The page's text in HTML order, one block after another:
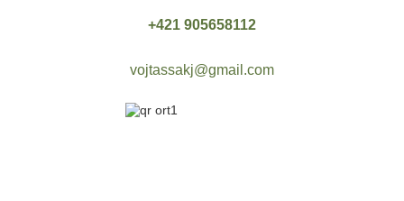
+421 905658112
vojtassakj@gmail.com